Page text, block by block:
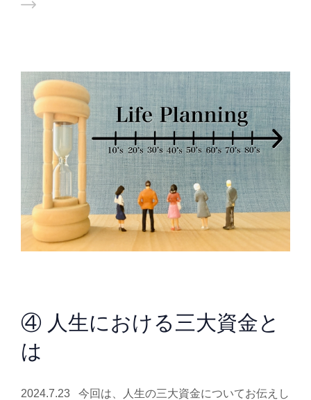
④ 人生における三大資金と
は
2024.7.23 今回は、人生の三大資金についてお伝えし